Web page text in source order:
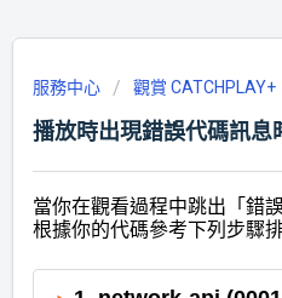
服務中心 觀賞 CATCHPLAY+
播放時出現錯誤代碼訊息
當你在觀看過程中跳出「錯
根據你的代碼參考下列步驟